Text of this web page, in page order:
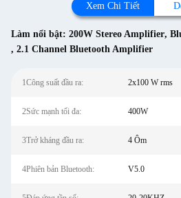
Xem Chi Tiết
Làm nổi bật: 200W Stereo Amplifier,
, 2.1 Channel Bluetooth Amplifier
1Công suất đầu ra: 2x100 W rms
2Sức mạnh tối đa: 400W
3Trở kháng đầu ra: 4 Ôm
4Phiên bản Bluetooth: V5.0